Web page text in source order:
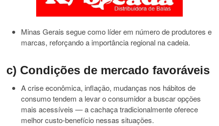
Minas Gerais segue como líder em número de produtores e
marcas, reforçando a importância regional na cadeia.
c) Condições de mercado favoráveis
A crise econômica, inflação, mudanças nos hábitos de
consumo tendem a levar o consumidor a buscar opções
mais acessíveis — a cachaça tradicionalmente oferece
melhor custo-benefício nessas situações.